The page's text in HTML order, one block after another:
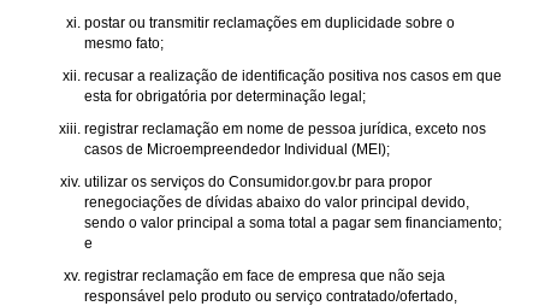
postar ou transmitir reclamações em duplicidade sobre o
mesmo fato;
recusar a realização de identificação positiva nos casos em que
esta for obrigatória por determinação legal;
registrar reclamação em nome de pessoa jurídica, exceto nos
casos de Microempreendedor Individual (MEI);
utilizar os serviços do Consumidor.gov.br para propor
renegociações de dívidas abaixo do valor principal devido,
sendo o valor principal a soma total a pagar sem financiamento;
e
registrar reclamação em face de empresa que não seja
responsável pelo produto ou serviço contratado/ofertado,